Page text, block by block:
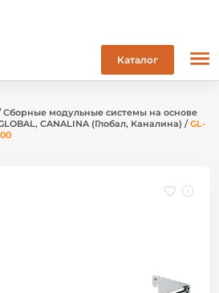
Каталог
Сборные модульные системы на основе
CANALINA (Глобал, Каналина) /GL-